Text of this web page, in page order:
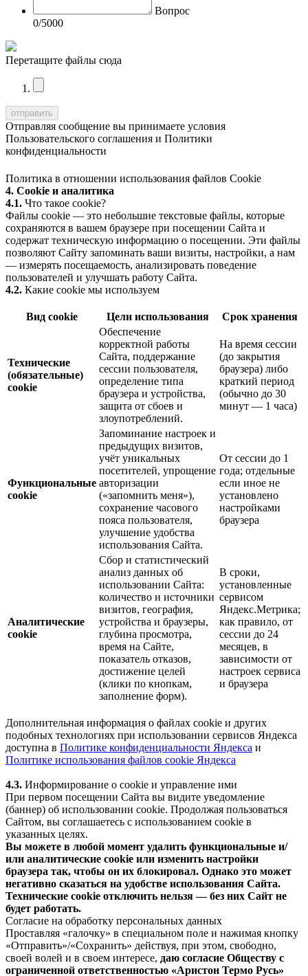
Вопрос
0/5000
Перетащите файлы сюда
Отправляя сообщение вы принимаете условия
Пользовательского соглашения и Политики
конфиденциальности
Политика в отношении использования файлов Cookie
4. Cookie и аналитика
4.1. Что такое cookie?
Файлы cookie — это небольшие текстовые файлы, которые
сохраняются в вашем браузере при посещении Сайта и
содержат техническую информацию о посещении. Эти файлы
позволяют Сайту запоминать ваши визиты, настройки, а нам
— измерять посещаемость, анализировать поведение
пользователей и улучшать работу Сайта.
4.2. Какие cookie мы используем
Вид cookie Цели использования Срок хранения
Технические
(обязательные)
cookie
Обеспечение
корректной работы
Сайта, поддержание
сессии пользователя,
определение типа
браузера и устройства,
защита от сбоев и
злоупотреблений.
На время сессии
(до закрытия
браузера) либо
краткий период
(обычно до 30
минут — 1 часа)
Функциональные
cookie
Запоминание настроек и
предыдущих визитов,
учёт уникальных
посетителей, упрощение
авторизации
(«запомнить меня»),
сохранение часового
пояса пользователя,
улучшение удобства
использования Сайта.
От сессии до 1
года; отдельные
если иное не
установлено
настройками
браузера
Аналитические
cookie
Сбор и статистический
анализ данных об
использовании Сайта:
количество и источники
визитов, география,
устройства и браузеры,
глубина просмотра,
время на Сайте,
показатель отказов,
достижение целей
(клики по кнопкам,
заполнение форм).
В сроки,
установленные
сервисом
Яндекс.Метрика;
как правило, от
сессии до 24
месяцев, в
зависимости от
настроек сервиса
и браузера
Дополнительная информация о файлах cookie и других
подобных технологиях при использовании сервисов Яндекса
доступна в Политике конфиденциальности Яндекса и
Политике использования файлов cookie Яндекса
4.3. Информирование о cookie и управление ими
При первом посещении Сайта вы видите уведомление
(баннер) об использовании cookie. Продолжая пользоваться
Сайтом, вы соглашаетесь с использованием cookie в
указанных целях.
Вы можете в любой момент удалить функциональные и/
или аналитические cookie или изменить настройки
браузера так, чтобы он их блокировал. Однако это может
негативно сказаться на удобстве использования Сайта.
Технические cookie отключить нельзя — без них Сайт не
будет работать.
Согласие на обработку персональных данных
Проставляя «галочку» в специальном поле и нажимая кнопку
«Отправить»/«Сохранить» действуя, при этом, свободно,
своей волей и в своем интересе, даю согласие Обществу с
ограниченной ответственностью «Аристон Термо Русь»